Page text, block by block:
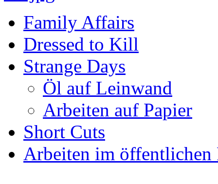
Family Affairs
Dressed to Kill
Strange Days
Öl auf Leinwand
Arbeiten auf Papier
Short Cuts
Arbeiten im öffentlichen